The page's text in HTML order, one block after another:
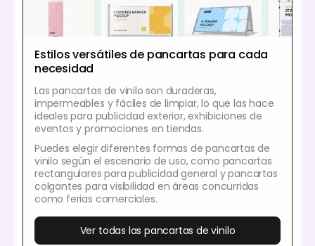
Estilos versátiles de pancartas para cada
necesidad
Las pancartas de vinilo son duraderas,
impermeables y fáciles de limpiar, lo que las hace
ideales para publicidad exterior, exhibiciones de
eventos y promociones en tiendas.
Puedes elegir diferentes formas de pancartas de
vinilo según el escenario de uso, como pancartas
rectangulares para publicidad general y pancartas
colgantes para visibilidad en áreas concurridas
como ferias comerciales.
Ver todas las pancartas de vinilo